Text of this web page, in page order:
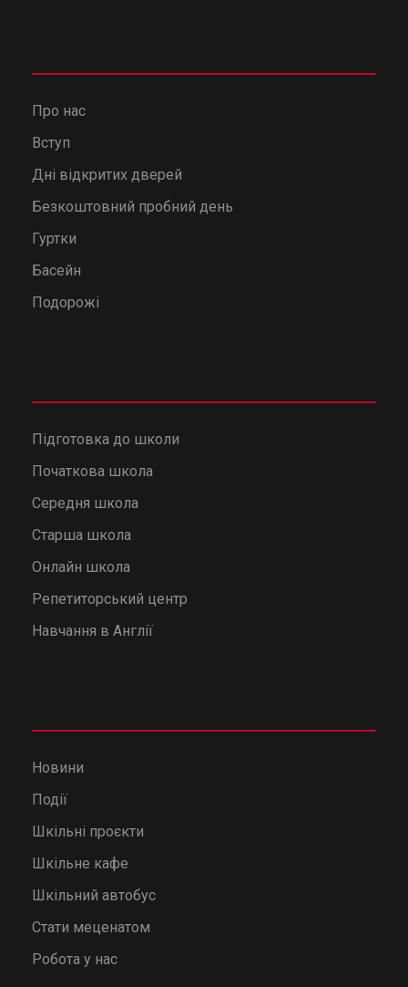
Про нас
Вступ
Дні відкритих дверей
Безкоштовний пробний день
Гуртки
Басейн
Подорожі
Підготовка до школи
Початкова школа
Середня школа
Старша школа
Онлайн школа
Репетиторський центр
Навчання в Англії
Новини
Події
Шкільні проєкти
Шкільне кафе
Шкільний автобус
Стати меценатом
Робота у нас